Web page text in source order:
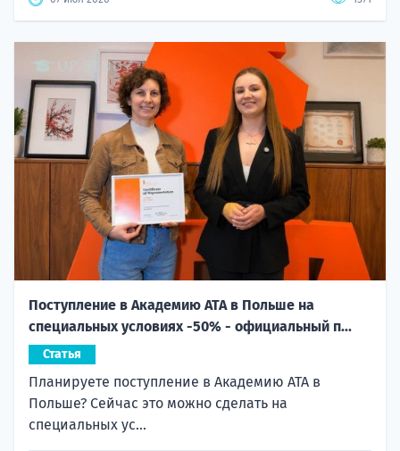
Поступление в Академию ATA в Польше на
специальных условиях -50% - официальный п...
Статья
Планируете поступление в Академию ATA в
Польше? Сейчас это можно сделать на
специальных ус...